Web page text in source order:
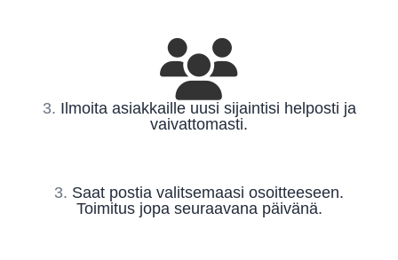
3. Ilmoita asiakkaille uusi sijaintisi helposti ja
vaivattomasti.
3. Saat postia valitsemaasi osoitteeseen.
Toimitus jopa seuraavana päivänä.